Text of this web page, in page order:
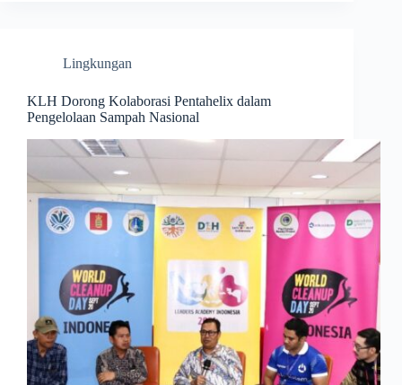
Lingkungan
KLH Dorong Kolaborasi Pentahelix dalam
Pengelolaan Sampah Nasional